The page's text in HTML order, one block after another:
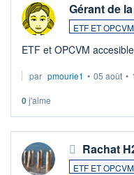
Gérant de
ETF ET OPCVM
ETF et
par pmourie1 • 05 août •
0j'aime
Rachat
ETF ET OPCVM